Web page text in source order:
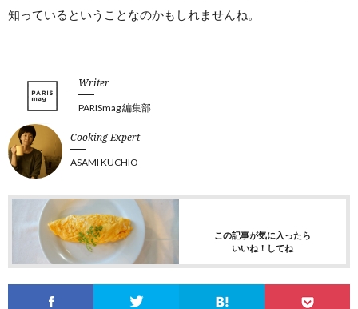
知っているということなのかもしれませんね。
Writer
PARISmag 編集部
Cooking Expert
ASAMI KUCHIO
この記事が気に入ったら
いいね！してね